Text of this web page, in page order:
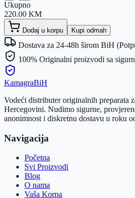
Ukupno
220.00 KM
Dodaj u korpu Kupi odmah
Dostava za 24-48h širom BiH
100% Originalni proizvodi sa
KamagraBiH
Vodeći distributer originalnih preparata
Hercegovini. Nudimo sigurne,
anonimnost i diskretnu dostavu u roku
Navigacija
Početna
Svi Proizvodi
Blog
O nama
Vaša Korpa